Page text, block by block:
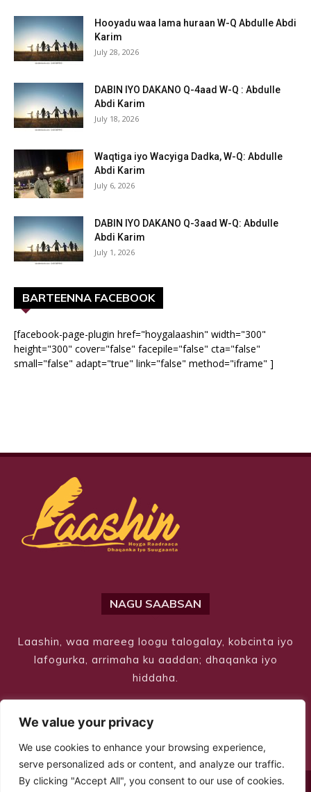
We value your privacy
We use cookies to enhance your browsing experience,
serve personalized ads or content, and analyze our traffic.
By clicking "Accept All", you consent to our use of cookies.
Hooyadu waa lama huraan W-Q Abdulle Abdi
Karim
July 28, 2026
DABIN IYO DAKANO Q-4aad W-Q : Abdulle
Abdi Karim
July 18, 2026
Waqtiga iyo Wacyiga Dadka, W-Q: Abdulle
Abdi Karim
July 6, 2026
DABIN IYO DAKANO Q-3aad W-Q: Abdulle
Abdi Karim
July 1, 2026
BARTEENNA FACEBOOK
[facebook-page-plugin href="hoygalaashin" width="300"
height="300" cover="false" facepile="false" cta="false"
small="false" adapt="true" link="false" method="iframe" ]
NAGU SAABSAN
Laashin, waa mareeg loogu talogalay, kobcinta iyo
lafogurka, arrimaha ku aaddan; dhaqanka iyo
hiddaha.
© Copyright 2026 – Laashin. All Rights Reserved